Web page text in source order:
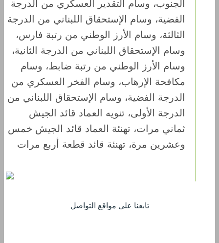
الجنوب، وسام التقدير العسكري من الدرجة
الفضية، وسام الإستحقاق اللبناني من الدرجة
الثالثة، وسام الأرز الوطني من رتبة فارس،
وسام الإستحقاق اللبناني من الدرجة الثانية،
وسام الأرز الوطني من رتبة ضابط، وسام
مكافحة الإرهاب، وسام الفخر العسكري من
الدرجة الفضية، وسام الإستحقاق اللبناني من
الدرجة الأولى، تنويه العماد قائد الجيش
ثماني مرات، تهنئة العماد قائد الجيش خمس
وعشرين مرة، تهنئة قائد قطعة أربع مرات
تابعنا على مواقع التواصل